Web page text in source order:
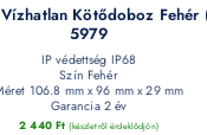
Kötődoboz Fehér
5979
IP védettség IP68
Szín Fehér
106.8 mm x 96 mm x 29 mm
Garancia 2 év
2 440 Ft (készletről érdeklődjön)